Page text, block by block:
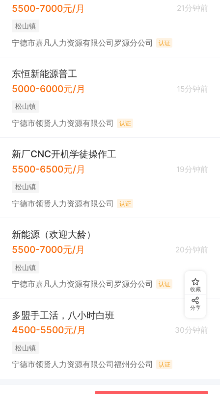
5500-7000元/月
21分钟前
松山镇
宁德市嘉凡人力资源有限公司罗源分公司 认证
东恒新能源普工
5000-6000元/月
15分钟前
松山镇
宁德市领贤人力资源有限公司 认证
新厂CNC开机学徒操作工
5500-6500元/月
19分钟前
松山镇
宁德市领贤人力资源有限公司 认证
新能源（欢迎大龄）
5500-7000元/月
20分钟前
松山镇
宁德市嘉凡人力资源有限公司罗源分公司 认证
多盟手工活，八小时白班
4500-5500元/月
30分钟前
松山镇
宁德市领贤人力资源有限公司福州分公司 认证
收藏
分享